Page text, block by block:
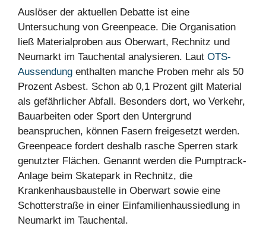
Auslöser der aktuellen Debatte ist eine
Untersuchung von Greenpeace. Die Organisation
ließ Materialproben aus Oberwart, Rechnitz und
Neumarkt im Tauchental analysieren. Laut OTS-
Aussendung enthalten manche Proben mehr als 50
Prozent Asbest. Schon ab 0,1 Prozent gilt Material
als gefährlicher Abfall. Besonders dort, wo Verkehr,
Bauarbeiten oder Sport den Untergrund
beanspruchen, können Fasern freigesetzt werden.
Greenpeace fordert deshalb rasche Sperren stark
genutzter Flächen. Genannt werden die Pumptrack-
Anlage beim Skatepark in Rechnitz, die
Krankenhausbaustelle in Oberwart sowie eine
Schotterstraße in einer Einfamilienhaussiedlung in
Neumarkt im Tauchental.